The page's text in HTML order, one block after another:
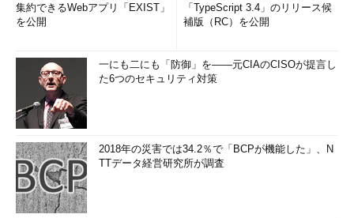
集約できるWebアプリ「EXIST」
を公開
「TypeScript 3.4」のリリース候
補版（RC）を公開
一にも二にも「防御」を――元CIAのCISOが提言し
た6つのセキュリティ対策
2018年の災害では34.2％で「BCPが機能した」、N
TTデータ経営研究所が調査